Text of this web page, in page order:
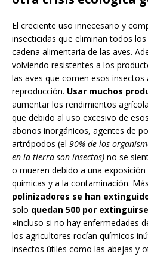
El creciente uso innecesario y
insecticidas que eliminan todos
cadena alimentaria de las aves.
volviendo resistentes a los
las aves que comen esos insectos
reproducción. Usar muchos
aumentar los rendimientos
que debido al uso excesivo de
abonos inorgánicos, agentes de
artrópodos (el 90% de los
en la tierra son insectos) no se
o mueren debido a una exposición
químicas y a la contaminación.
polinizadores se han
solo quedan 500 por
«Incluso si no hay enfermedades
los agricultores rocían químicos
insectos útiles como las abejas y